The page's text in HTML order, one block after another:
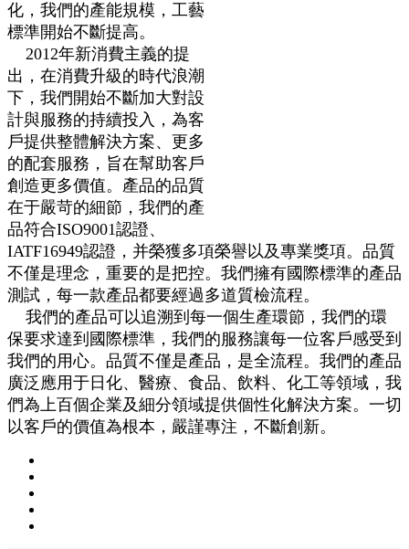
化，我們的產能規模，工藝
標準開始不斷提高。
2012年新消費主義的提
出，在消費升級的時代浪潮
下，我們開始不斷加大對設
計與服務的持續投入，為客
戶提供整體解決方案、更多
的配套服務，旨在幫助客戶
創造更多價值。產品的品質
在于嚴苛的細節，我們的產
品符合ISO9001認證、
IATF16949認證，并榮獲多項榮譽以及專業獎項。品質
不僅是理念，重要的是把控。我們擁有國際標準的產品
測試，每一款產品都要經過多道質檢流程。
我們的產品可以追溯到每一個生產環節，我們的環
保要求達到國際標準，我們的服務讓每一位客戶感受到
我們的用心。品質不僅是產品，是全流程。我們的產品
廣泛應用于日化、醫療、食品、飲料、化工等領域，我
們為上百個企業及細分領域提供個性化解決方案。一切
以客戶的價值為根本，嚴謹專注，不斷創新。